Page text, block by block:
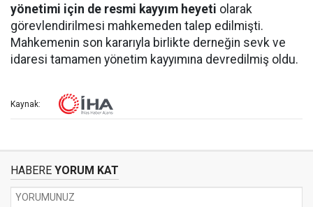
yönetimi için de resmi kayyım heyeti olarak
görevlendirilmesi mahkemeden talep edilmişti.
Mahkemenin son kararıyla birlikte derneğin sevk ve
idaresi tamamen yönetim kayyımına devredilmiş oldu.
Kaynak:
HABERE YORUM KAT